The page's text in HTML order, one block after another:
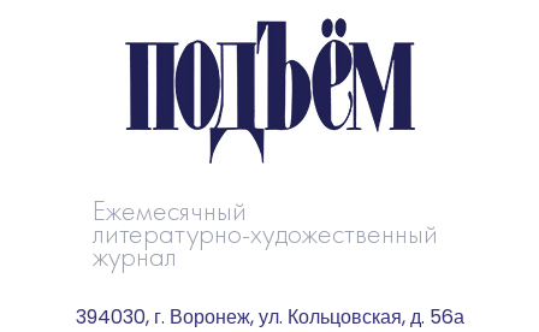
Ежемесячный
литературно-художественный
журнал
394030, г. Воронеж, ул. Кольцовская, д. 56а